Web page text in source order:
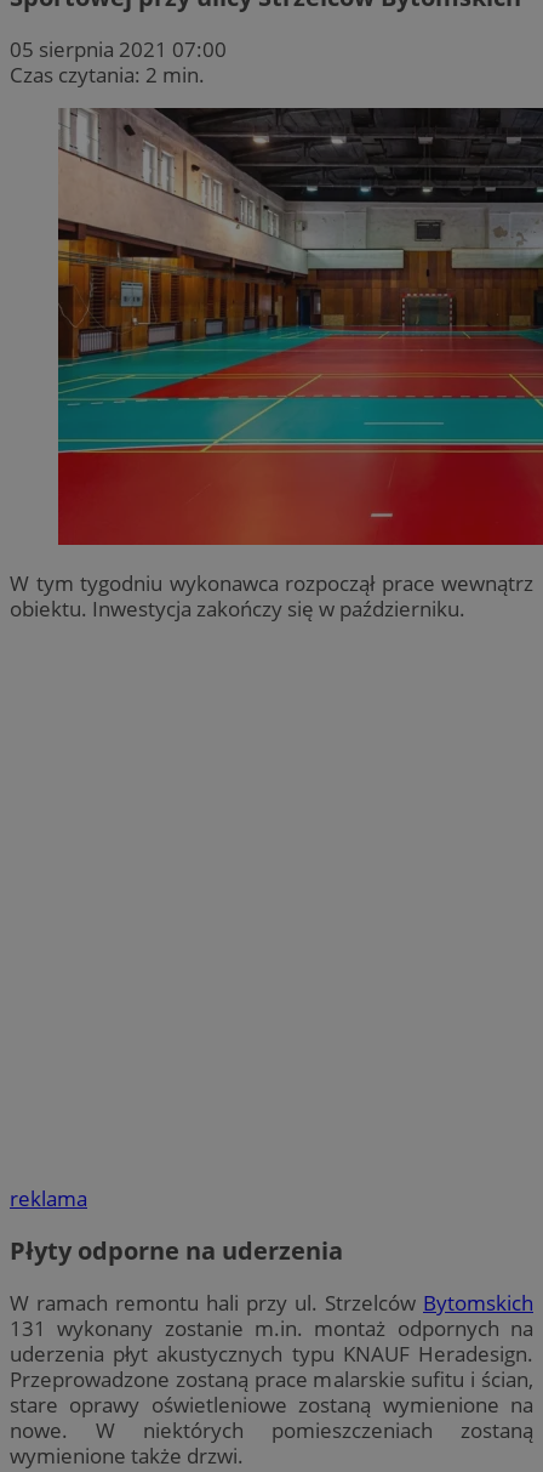
05 sierpnia 2021 07:00
Czas czytania: 2 min.
W tym tygodniu wykonawca rozpoczął prace wewnątrz
obiektu. Inwestycja zakończy się w październiku.
reklama
Płyty odporne na uderzenia
W ramach remontu hali przy ul. Strzelców Bytomskich
131 wykonany zostanie m.in. montaż odpornych na
uderzenia płyt akustycznych typu KNAUF Heradesign.
Przeprowadzone zostaną prace malarskie sufitu i ścian,
stare oprawy oświetleniowe zostaną wymienione na
nowe. W niektórych pomieszczeniach zostaną
wymienione także drzwi.